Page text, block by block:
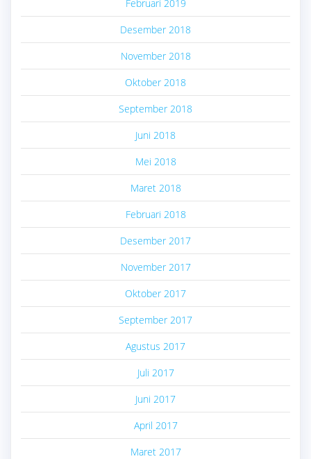
Februari 2019
Desember 2018
November 2018
Oktober 2018
September 2018
Juni 2018
Mei 2018
Maret 2018
Februari 2018
Desember 2017
November 2017
Oktober 2017
September 2017
Agustus 2017
Juli 2017
Juni 2017
April 2017
Maret 2017